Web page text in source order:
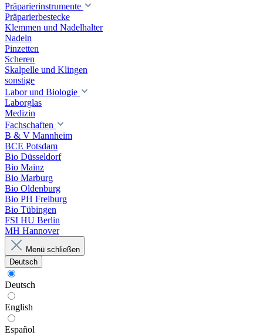
Präparierinstrumente
Präparierbestecke
Klemmen und Nadelhalter
Nadeln
Pinzetten
Scheren
Skalpelle und Klingen
sonstige
Labor und Biologie
Laborglas
Medizin
Fachschaften
B & V Mannheim
BCE Potsdam
Bio Düsseldorf
Bio Mainz
Bio Marburg
Bio Oldenburg
Bio PH Freiburg
Bio Tübingen
FSI HU Berlin
MH Hannover
Menü schließen
Deutsch
Deutsch
English
Español